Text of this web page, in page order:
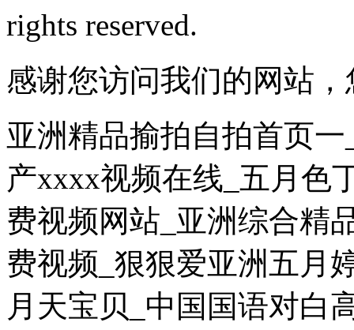
rights reserved.
感谢您访问我们的网站
亚洲精品揄拍自拍首页
产xxxx视频在线_五月色
费视频网站_亚洲综合精
费视频_狠狠爱亚洲五月
月天宝贝_中国国语对白